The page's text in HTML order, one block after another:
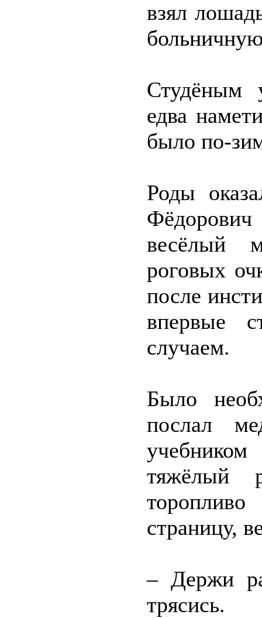
взял
Студёным
едва
было по-
Роды
весёлый
роговых
после
впервые
случаем.
Было
послал
тяжёлый
страницу,
– Держи
трясись.